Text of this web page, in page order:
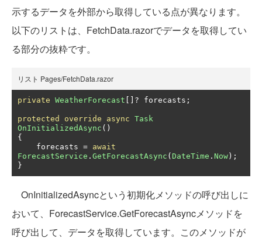
示するデータを外部から取得している点が異なります。
以下のリストは、FetchData.razorでデータを取得してい
る部分の抜粋です。
リスト Pages/FetchData.razor
private WeatherForecast []? forecasts ;
protected override async Task
OnInitializedAsync ()
{
    forecasts
= await
ForecastService . GetForecastAsync (DateTime . Now);
}
OnInitializedAsyncという初期化メソッドの呼び出しに
おいて、ForecastService.GetForecastAsyncメソッドを
呼び出して、データを取得しています。このメソッドが